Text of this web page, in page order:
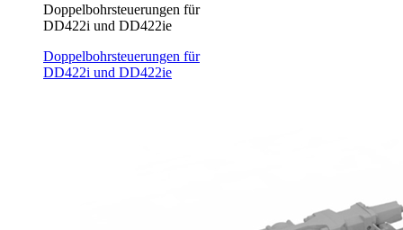
Doppelbohrsteuerungen für
DD422i und DD422ie
Doppelbohrsteuerungen für
DD422i und DD422ie